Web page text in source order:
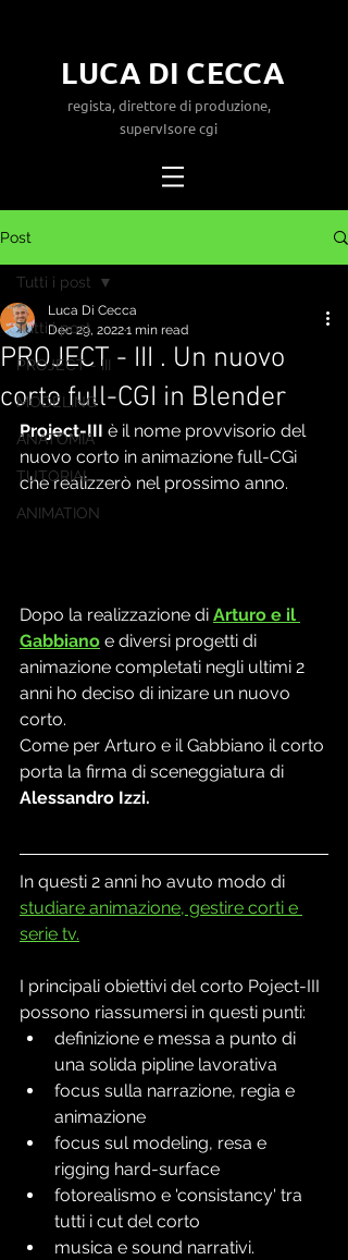
LUCA DI CECCA
regista, direttore di produzione,
supervIsore cgi
Post
Tutti i post
PROJECT - III
MODELING
ANATOMIA
TUTORIAL
ANIMATION
Tutti i post
PROJECT - III . Un nuovo
corto full-CGI in Blender
Luca Di Cecca
Dec 29, 20221 min read
Project-III è il nome provvisorio del
nuovo corto in animazione full-CGi
che realizzerò nel prossimo anno.
Dopo la realizzazione di Arturo e il
Gabbiano e diversi progetti di
animazione completati negli ultimi 2
anni ho deciso di inizare un nuovo
corto.
Come per Arturo e il Gabbiano il corto
porta la firma di sceneggiatura di
Alessandro Izzi.
In questi 2 anni ho avuto modo di
studiare animazione, gestire corti e
serie tv.
I principali obiettivi del corto Poject-III
possono riassumersi in questi punti:
definizione e messa a punto di
una solida pipline lavorativa
focus sulla narrazione, regia e
animazione
focus sul modeling, resa e
rigging hard-surface
fotorealismo e 'consistancy' tra
tutti i cut del corto
musica e sound narrativi.